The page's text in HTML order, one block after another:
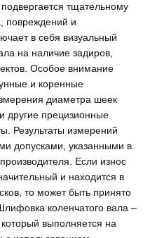
тщательному
повреждений и
в себя визуальный
на наличие задиров,
Особое внимание
и коренные
диаметра шеек
другие прецизионные
Результаты измерений
допусками, указанными в
Если износ
и находится в
то может быть принято
коленчатого вала –
выполняется на